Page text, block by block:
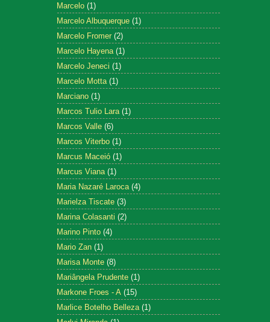
Marcelo (1)
Marcelo Albuquerque (1)
Marcelo Fromer (2)
Marcelo Hayena (1)
Marcelo Jeneci (1)
Marcelo Motta (1)
Marciano (1)
Marcos Tulio Lara (1)
Marcos Valle (6)
Marcos Viterbo (1)
Marcus Maceió (1)
Marcus Viana (1)
Maria Nazaré Laroca (4)
Marielza Tiscate (3)
Marina Colasanti (2)
Marino Pinto (4)
Mario Zan (1)
Marisa Monte (8)
Mariângela Prudente (1)
Markone Froes - A (15)
Marlice Botelho Belleza (1)